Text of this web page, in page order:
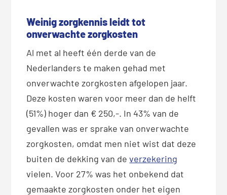
Weinig zorgkennis leidt tot
onverwachte zorgkosten
Al met al heeft één derde van de
Nederlanders te maken gehad met
onverwachte zorgkosten afgelopen jaar.
Deze kosten waren voor meer dan de helft
(51%) hoger dan € 250,-. In 43% van de
gevallen was er sprake van onverwachte
zorgkosten, omdat men niet wist dat deze
buiten de dekking van deverzekering
vielen. Voor 27% was het onbekend dat
gemaakte zorgkosten onder het eigen